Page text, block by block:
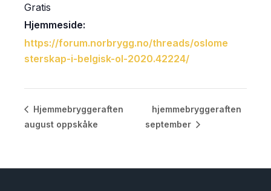
Gratis
Hjemmeside:
https://forum.norbrygg.no/threads/oslome
sterskap-i-belgisk-ol-2020.42224/
Hjemmebryggeraften
august oppskåke
hjemmebryggeraften
september